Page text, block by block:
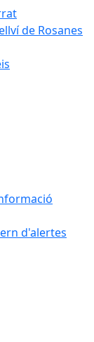
de Rosanes
d'alertes